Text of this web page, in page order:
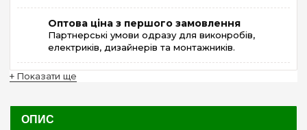
Оптова ціна з першого замовлення
Партнерські умови одразу для виконробів,
електриків, дизайнерів та монтажників.
+ Показати ще
ОПИС